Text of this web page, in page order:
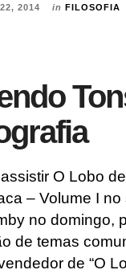
2014 in FILOSOFIA
O Lobo
– Volume I
no domingo,
de temas
de “O